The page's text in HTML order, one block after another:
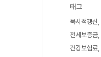
태그
묵시적갱신
전세보증금
건강보험료